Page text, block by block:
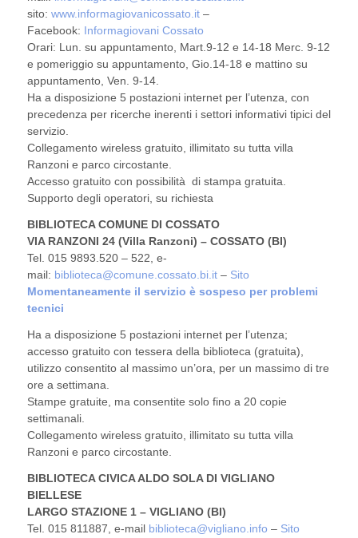
sito: www.informagiovanicossato.it –
Facebook: Informagiovani Cossato
Orari: Lun. su appuntamento, Mart.9-12 e 14-18 Merc. 9-12
e pomeriggio su appuntamento, Gio.14-18 e mattino su
appuntamento, Ven. 9-14.
Ha a disposizione 5 postazioni internet per l’utenza, con
precedenza per ricerche inerenti i settori informativi tipici del
servizio.
Collegamento wireless gratuito, illimitato su tutta villa
Ranzoni e parco circostante.
Accesso gratuito con possibilità di stampa gratuita.
Supporto degli operatori, su richiesta
BIBLIOTECA COMUNE DI COSSATO
VIA RANZONI 24 (Villa Ranzoni) – COSSATO (BI)
Tel. 015 9893.520 – 522, e-
mail: biblioteca@comune.cossato.bi.it – Sito
Momentaneamente il servizio è sospeso per problemi
tecnici
Ha a disposizione 5 postazioni internet per l’utenza;
accesso gratuito con tessera della biblioteca (gratuita),
utilizzo consentito al massimo un’ora, per un massimo di tre
ore a settimana.
Stampe gratuite, ma consentite solo fino a 20 copie
settimanali.
Collegamento wireless gratuito, illimitato su tutta villa
Ranzoni e parco circostante.
BIBLIOTECA CIVICA ALDO SOLA DI VIGLIANO
BIELLESE
LARGO STAZIONE 1 – VIGLIANO (BI)
Tel. 015 811887, e-mail biblioteca@vigliano.info – Sito